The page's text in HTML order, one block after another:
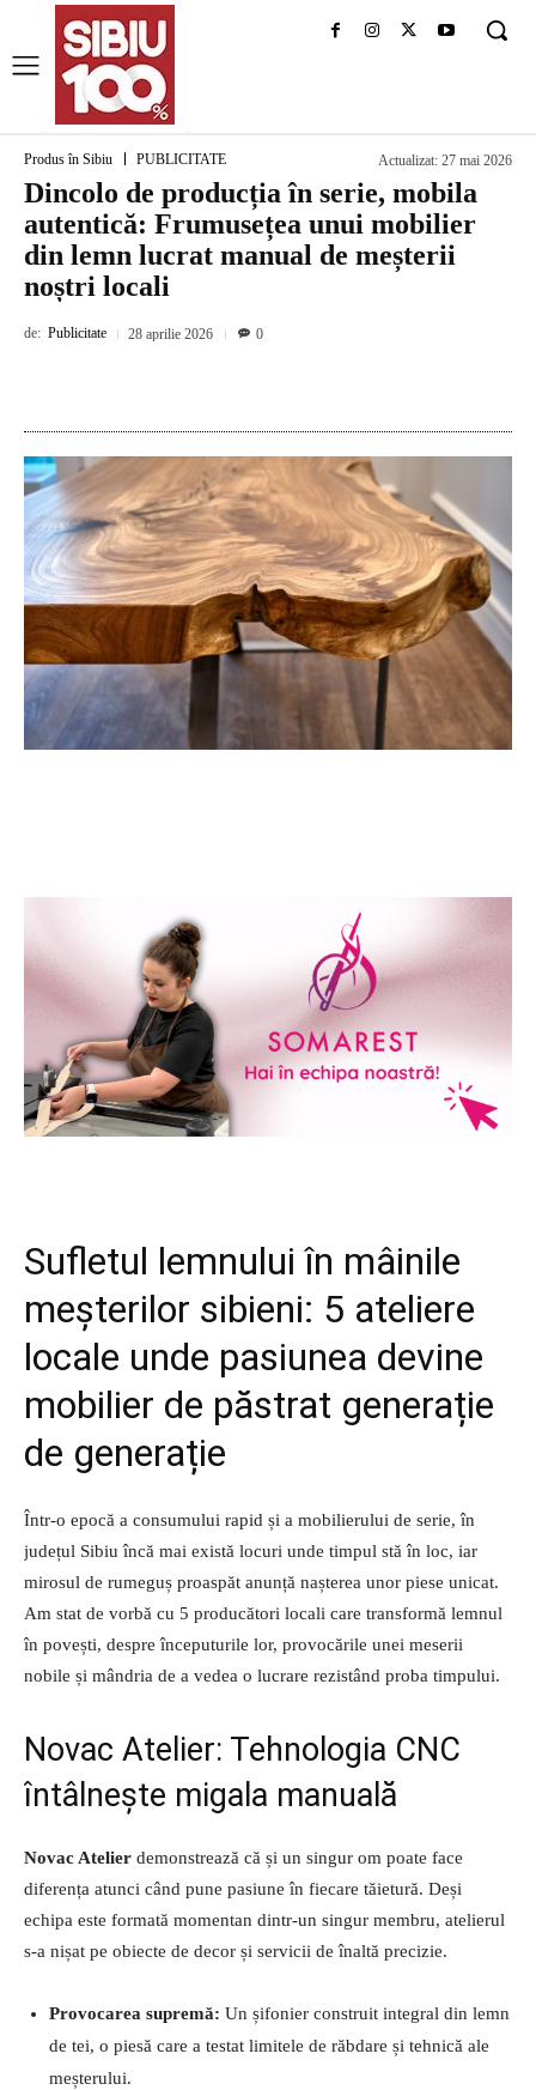
Produs în Sibiu PUBLICITATE Actualizat: 27 mai 2026
Dincolo de producția în serie, mobila
autentică: Frumusețea unui mobilier
din lemn lucrat manual de meșterii
noștri locali
de: Publicitate 28 aprilie 2026 0
Sufletul lemnului în mâinile
meșterilor sibieni: 5 ateliere
locale unde pasiunea devine
mobilier de păstrat generație
de generație
Într-o epocă a consumului rapid și a mobilierului de serie, în
județul Sibiu încă mai există locuri unde timpul stă în loc, iar
mirosul de rumeguș proaspăt anunță nașterea unor piese unicat.
Am stat de vorbă cu 5 producători locali care transformă lemnul
în povești, despre începuturile lor, provocările unei meserii
nobile și mândria de a vedea o lucrare rezistând proba timpului.
Novac Atelier: Tehnologia CNC
întâlnește migala manuală
Novac Atelier demonstrează că și un singur om poate face
diferența atunci când pune pasiune în fiecare tăietură. Deși
echipa este formată momentan dintr-un singur membru, atelierul
s-a nișat pe obiecte de decor și servicii de înaltă precizie.
Provocarea supremă: Un șifonier construit integral din lemn
de tei, o piesă care a testat limitele de răbdare și tehnică ale
meșterului.